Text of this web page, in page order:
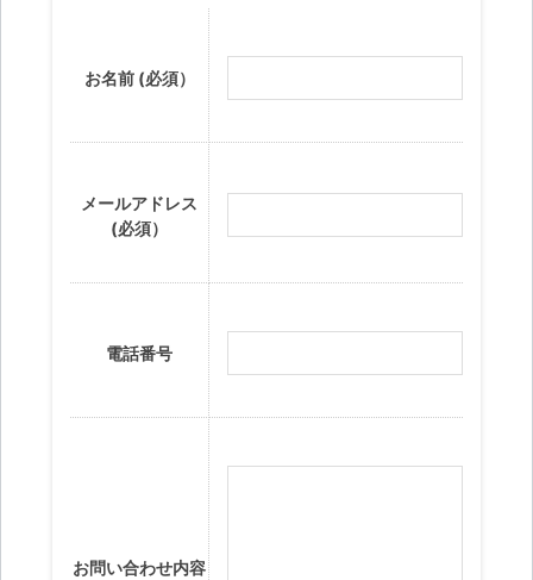
お名前 (必須）
メールアドレス
(必須）
電話番号
お問い合わせ内容